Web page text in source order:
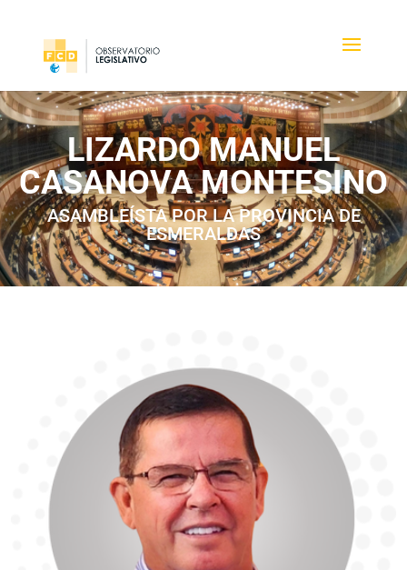
LIZARDO MANUEL
CASANOVA MONTESINO
ASAMBLEÍSTA POR LA PROVINCIA DE
ESMERALDAS